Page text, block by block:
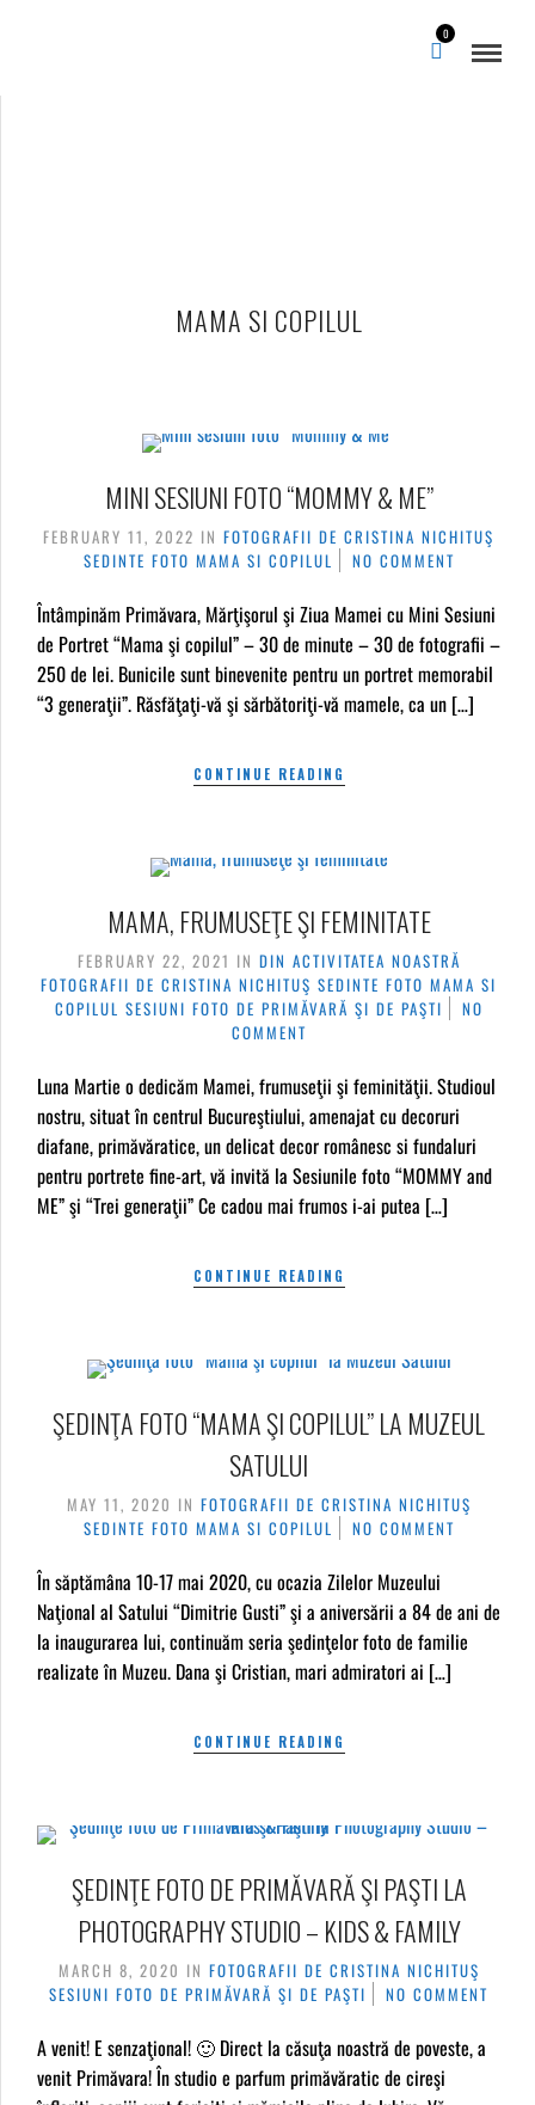
0
MAMA SI COPILUL
MINI SESIUNI FOTO “MOMMY & ME”
FEBRUARY 11, 2022 IN FOTOGRAFII DE CRISTINA NICHITUŞ
SEDINTE FOTO MAMA SI COPILUL
NO COMMENT
Întâmpinăm Primăvara, Mărţişorul şi Ziua Mamei cu Mini Sesiuni
de Portret “Mama şi copilul” – 30 de minute – 30 de fotografii –
250 de lei. Bunicile sunt binevenite pentru un portret memorabil
“3 generaţii”. Răsfăţaţi-vă şi sărbătoriţi-vă mamele, ca un […]
CONTINUE READING
MAMA, FRUMUSEŢE ŞI FEMINITATE
FEBRUARY 22, 2021 IN DIN ACTIVITATEA NOASTRĂ
FOTOGRAFII DE CRISTINA NICHITUŞ SEDINTE FOTO MAMA SI
COPILUL SESIUNI FOTO DE PRIMĂVARĂ ŞI DE PAŞTI
NO
COMMENT
Luna Martie o dedicăm Mamei, frumuseţii şi feminităţii. Studioul
nostru, situat în centrul Bucureştiului, amenajat cu decoruri
diafane, primăvăratice, un delicat decor românesc si fundaluri
pentru portrete fine-art, vă invită la Sesiunile foto “MOMMY and
ME” şi “Trei generaţii” Ce cadou mai frumos i-ai putea […]
CONTINUE READING
ŞEDINŢA FOTO “MAMA ŞI COPILUL” LA MUZEUL
SATULUI
MAY 11, 2020 IN FOTOGRAFII DE CRISTINA NICHITUŞ
SEDINTE FOTO MAMA SI COPILUL
NO COMMENT
În săptămâna 10-17 mai 2020, cu ocazia Zilelor Muzeului
Naţional al Satului “Dimitrie Gusti” şi a aniversării a 84 de ani de
la inaugurarea lui, continuăm seria şedinţelor foto de familie
realizate în Muzeu. Dana şi Cristian, mari admiratori ai […]
CONTINUE READING
ŞEDINŢE FOTO DE PRIMĂVARĂ ŞI PAŞTI LA
PHOTOGRAPHY STUDIO – KIDS & FAMILY
MARCH 8, 2020 IN FOTOGRAFII DE CRISTINA NICHITUŞ
SESIUNI FOTO DE PRIMĂVARĂ ŞI DE PAŞTI
NO COMMENT
A venit! E senzaţional! 🙂 Direct la căsuţa noastră de poveste, a
venit Primăvara! În studio e parfum primăvăratic de cireşi